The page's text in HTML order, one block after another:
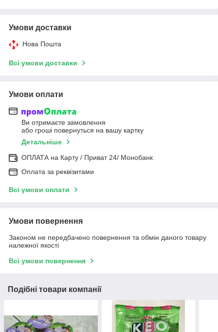
Умови доставки
Нова Пошта
Всі умови доставки
Умови оплати
Ви отримаєте замовлення
або гроші повернуться на вашу картку
Детальніше
ОПЛАТА на Карту / Приват 24/ Монобанк
Оплата за реквізитами
Всі умови оплати
Умови повернення
Законом не передбачено повернення та обмін даного товару
належної якості
Всі умови повернення
Подібні товари компанії